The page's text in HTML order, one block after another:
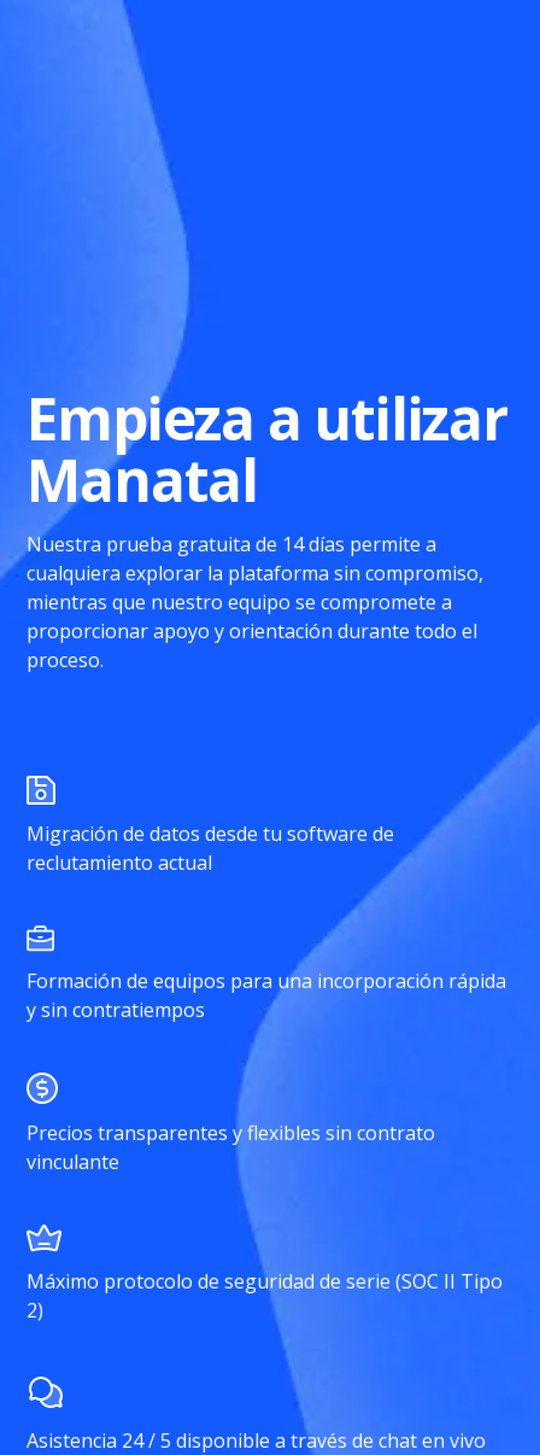
Empieza a utilizar
Manatal
Nuestra prueba gratuita de 14 días permite a
cualquiera explorar la plataforma sin compromiso,
mientras que nuestro equipo se compromete a
proporcionar apoyo y orientación durante todo el
proceso.
Migración de datos desde tu software de
reclutamiento actual
Formación de equipos para una incorporación rápida
y sin contratiempos
Precios transparentes y flexibles sin contrato
vinculante
Máximo protocolo de seguridad de serie (SOC II Tipo
2)
Asistencia 24 / 5 disponible a través de chat en vivo